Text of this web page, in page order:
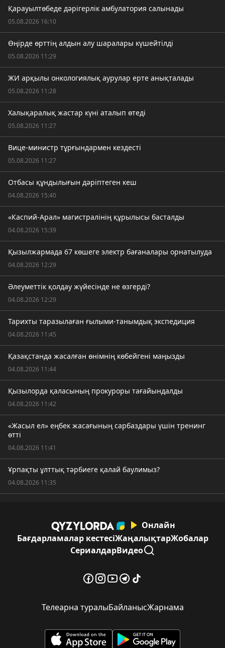
Қарауылтөбеде дәрігерлік амбулатория салынады
05.08.2026 16:10
Өңірде өрттің алдын алу шаралары күшейтілді
05.08.2026 11:29
ЖИ арқылы онкологиялық аурулар ерте анықталады
05.08.2026 11:28
Халықаралық жастар күні аталып өтеді
05.08.2026 11:27
Вице-министр тұрғындармен кездесті
05.08.2026 11:27
Отбасы құндылығын дәріптеген кеш
04.08.2026 15:40
«Каспий-Арал» магистралінің құрылысы басталды
04.08.2026 15:39
Қызылжармада 67 көшеге электр бағаналары орнатылуда
04.08.2026 12:29
Әлеуметтік қолдау жүйесінде не өзгерді?
04.08.2026 12:29
Тарихты таразылаған ғылыми-танымдық экспедиция
04.08.2026 11:45
Қазақстанда жасалған өнімнің көбейгені маңызды
04.08.2026 11:44
Қызылорда қаласының прокуроры тағайындалды
04.08.2026 11:42
«Жасыл ел» еңбек жасағының сарбаздары үшін тренинг
өтті
04.08.2026 11:41
Ұрпақты ұлттық тәрбиеге қалай баулимыз?
04.08.2026 11:35
Онлайн
Бағдарламалар кестесіЖаңалықтарЖобалар
СериалдарВидео
Телеарна туралыБайланысЖарнама